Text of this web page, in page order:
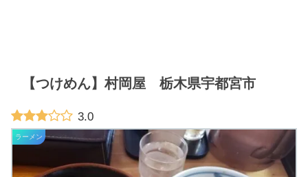
【つけめん】村岡屋 栃木県宇都宮市
3.0
ラーメン